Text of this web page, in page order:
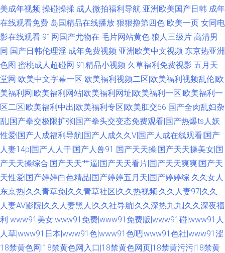
美成年视频 操碰操揉 成人微拍福利导航 亚洲欧美国产日韩 成年
在线观看免费 岛国精品在线播放 狠狠撸第四色 欧美一页 女同电
影在线观看 91网国产尤物在 毛片网站黄色 狼人三级片 高清男
同 国产日韩伦理淫 成年免费视频 亚洲欧美中文视频 东京热亚洲
色图 蜜桃成人超碰网 91精品小视频 久草福利免费视影 五月天
堂网 欧美中文字幕一区 欧美福利视频二区|欧美福利视频乱伦|欧
美福利网|欧美福利网站|欧美福利网址|欧美福利一区|欧美福利一
区二区|欧美福利中出|欧美福利专区|欧美肛交66 国产全肉乱妇杂
乱|国产拳交极限扩张|国产拳头交变态免费观看|国产热爆ts人妖
性爱|国产人成福利导航|国产人成久久V|国产人成在线观看|国产
人妻14p|国产人人干|国产人兽91 国产天天操|国产天天操美女|国
产天天操综合|国产天天艹逼|国产天天看片|国产天天爽爽|国产天
天性爱|国产婷婷白色精品|国产婷婷五月天|国产婷婷综 久久女人
东京热|久久青草免|久久青草社区|久久热视频|久久人妻97|久久
人妻AV影院|久久人妻黑人|久久社导航|久久深热九九|久久深夜福
利 www91美女|www91免费|www91免费版|www91碰|www91人
人草|www91日本|www91色|www91色吧|www91色社|www91涩
18禁黄色网|18禁黄色网入口|18禁黄色网页|18禁黄污污|18禁黄